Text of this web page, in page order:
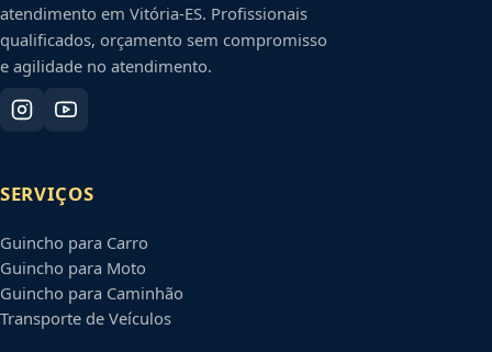
atendimento em Vitória-ES. Profissionais
qualificados, orçamento sem compromisso
e agilidade no atendimento.
SERVIÇOS
Guincho para Carro
Guincho para Moto
Guincho para Caminhão
Transporte de Veículos